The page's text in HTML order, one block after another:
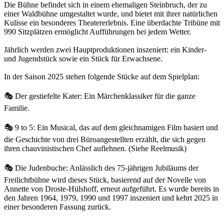
Die Bühne befindet sich in einem ehemaligen Steinbruch, der zu
einer Waldbühne umgestaltet wurde, und bietet mit ihrer natürlichen
Kulisse ein besonderes Theatererlebnis. Eine überdachte Tribüne mit
990 Sitzplätzen ermöglicht Aufführungen bei jedem Wetter.
Jährlich werden zwei Hauptproduktionen inszeniert: ein Kinder-
und Jugendstück sowie ein Stück für Erwachsene.
In der Saison 2025 stehen folgende Stücke auf dem Spielplan:
🎭 Der gestiefelte Kater: Ein Märchenklassiker für die ganze
Familie.
🎭 9 to 5: Ein Musical, das auf dem gleichnamigen Film basiert und
die Geschichte von drei Büroangestellten erzählt, die sich gegen
ihren chauvinistischen Chef auflehnen. (Siehe Reelmusik)
🎭 Die Judenbuche: Anlässlich des 75-jährigen Jubiläums der
Freilichtbühne wird dieses Stück, basierend auf der Novelle von
Annette von Droste-Hülshoff, erneut aufgeführt. Es wurde bereits in
den Jahren 1964, 1979, 1990 und 1997 inszeniert und kehrt 2025 in
einer besonderen Fassung zurück.